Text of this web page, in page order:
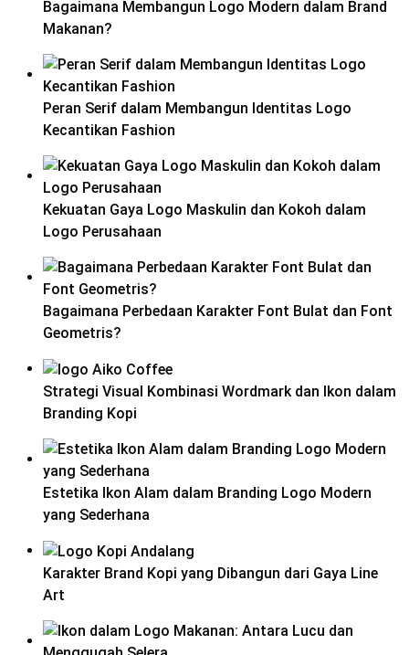
Bagaimana Membangun Logo Modern dalam Brand
Makanan?
Peran Serif dalam Membangun Identitas Logo
Kecantikan Fashion
Kekuatan Gaya Logo Maskulin dan Kokoh dalam
Logo Perusahaan
Bagaimana Perbedaan Karakter Font Bulat dan Font
Geometris?
Strategi Visual Kombinasi Wordmark dan Ikon dalam
Branding Kopi
Estetika Ikon Alam dalam Branding Logo Modern
yang Sederhana
Karakter Brand Kopi yang Dibangun dari Gaya Line
Art